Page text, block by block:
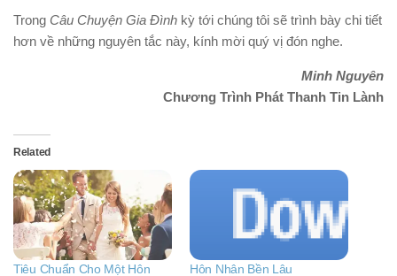
Trong Câu Chuyện Gia Đình kỳ tới chúng tôi sẽ trình bày chi tiết
hơn về những nguyên tắc này, kính mời quý vị đón nghe.
Minh Nguyên
Chương Trình Phát Thanh Tin Lành
Related
Tiêu Chuẩn Cho Một Hôn
Hôn Nhân Bền Lâu